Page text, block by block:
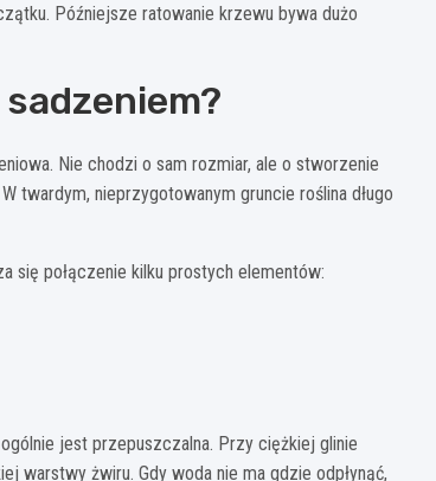
Późniejsze ratowanie krzewu bywa dużo
Nie chodzi o sam rozmiar, ale o stworzenie
twardym, nieprzygotowanym gruncie roślina długo
się połączenie kilku prostych elementów:
jest przepuszczalna. Przy ciężkiej glinie
warstwy żwiru. Gdy woda nie ma gdzie odpłynąć,